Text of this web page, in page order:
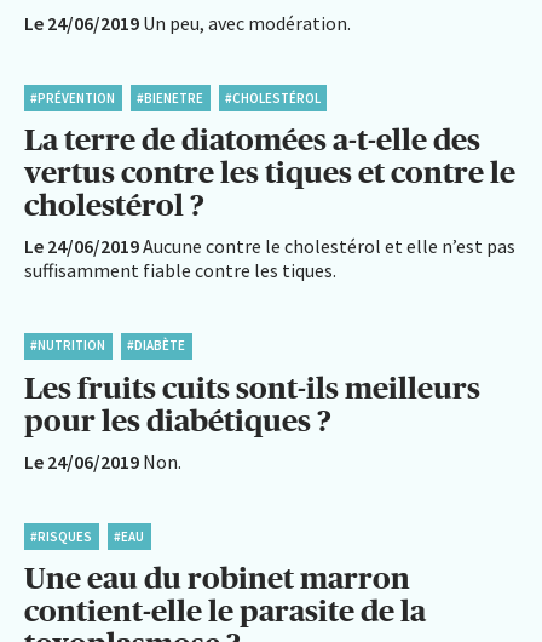
Le 24/06/2019 Un peu, avec modération.
#PRÉVENTION #BIENETRE #CHOLESTÉROL
La terre de diatomées a-t-elle des
vertus contre les tiques et contre le
cholestérol ?
Le 24/06/2019Aucune contre le cholestérol et elle n’est pas
suffisamment fiable contre les tiques.
#NUTRITION #DIABÈTE
Les fruits cuits sont-ils meilleurs
pour les diabétiques ?
Le 24/06/2019 Non.
#RISQUES #EAU
Une eau du robinet marron
contient-elle le parasite de la